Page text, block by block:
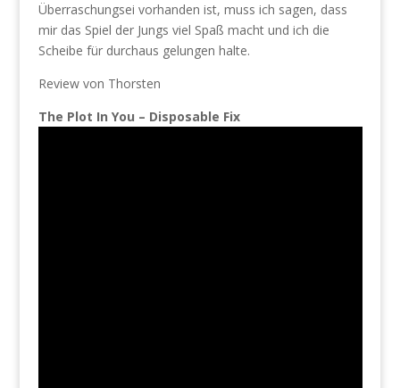
Überraschungsei vorhanden ist, muss ich sagen, dass
mir das Spiel der Jungs viel Spaß macht und ich die
Scheibe für durchaus gelungen halte.
Review von Thorsten
The Plot In You – Disposable Fix